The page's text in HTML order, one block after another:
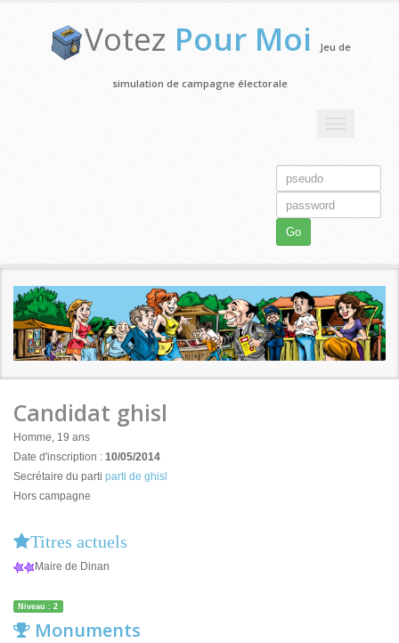
Votez Pour Moi Jeu de
simulation de campagne électorale
Go
Candidat ghisl
Homme, 19 ans
Date d'inscription : 10/05/2014
Secrétaire du parti parti de ghisl
Hors campagne
Titres actuels
Maire de Dinan
Niveau : 2
Monuments